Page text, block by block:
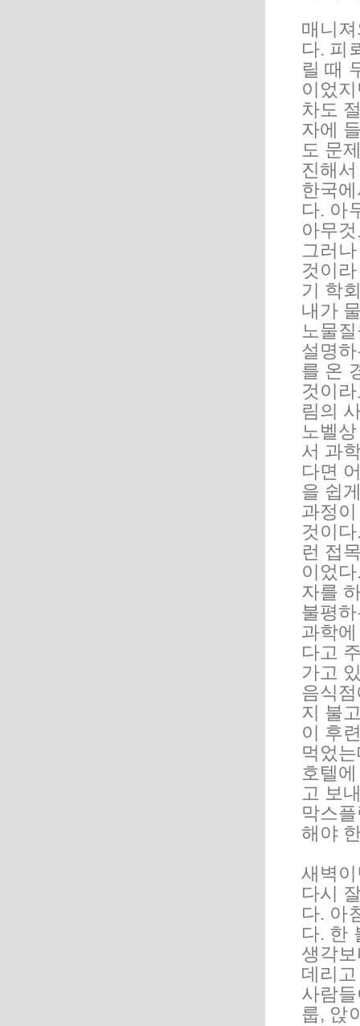
매니
다. 피
릴 때
이었
차도
자에
도 문
진해
한국
다. 아
아무
그러
것이
기 학
내가
노물
설명
를 온
것이
림의
노벨
서 과
다면
을 쉽
과정
것이
런 접
이었
자를
불평
과학
다고
가고
음식
지 불
이 후
먹었
호텔
고 보
막스
해야
새벽
다시
다. 아
다. 한
생각
데리
사람
룹, 앉